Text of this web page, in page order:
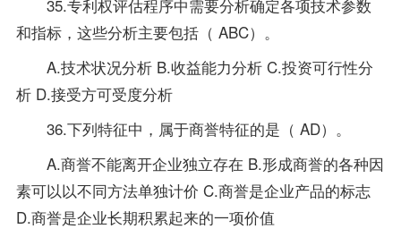
35.专利权评估程序中需要分析确定各项技术参数
和指标，这些分析主要包括（ ABC）。
A.技术状况分析 B.收益能力分析 C.投资可行性分
析 D.接受方可受度分析
36.下列特征中，属于商誉特征的是（ AD）。
A.商誉不能离开企业独立存在 B.形成商誉的各种因
素可以以不同方法单独计价 C.商誉是企业产品的标志
D.商誉是企业长期积累起来的一项价值